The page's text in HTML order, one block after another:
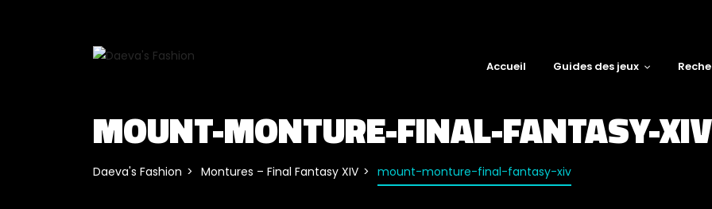
Accueil Guides des jeux
MOUNT-MONTURE-FINAL-FANTASY-XIV
Daeva's Fashion Montures – Final Fantasy XIV mount-monture-final-fantasy-xiv